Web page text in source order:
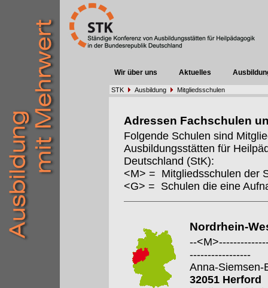
Wir über uns Aktuelles
STK Ausbildung Mitgliedsschulen
Adressen Fachschulen
Folgende Schulen sind
Ausbildungsstätten für
Deutschland (StK):
<M> = Mitgliedsschulen der
<G> = Schulen die eine
Nordrhein-
--
-----------------
Anna-Siemsen-
32051 Herford